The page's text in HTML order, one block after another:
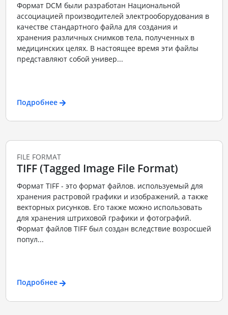
Формат DCM были разработан Национальной
ассоциацией производителей электрооборудования в
качестве стандартного файла для создания и
хранения различных снимков тела, полученных в
медицинских целях. В настоящее время эти файлы
представляют собой универ...
Подробнее
FILE FORMAT
TIFF (Tagged Image File Format)
Формат TIFF - это формат файлов. используемый для
хранения растровой графики и изображений, а также
векторных рисунков. Его также можно использовать
для хранения штриховой графики и фотографий.
Формат файлов TIFF был создан вследствие возросшей
попул...
Подробнее